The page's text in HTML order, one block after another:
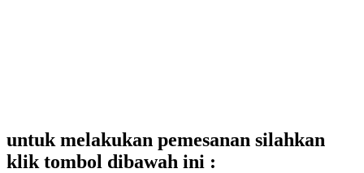
untuk melakukan pemesanan silahkan
klik tombol dibawah ini :